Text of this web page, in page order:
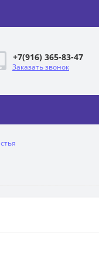
+7(916) 365-83-47
Заказать звонок